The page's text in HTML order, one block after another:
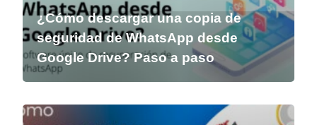
¿Cómo descargar una copia de
seguridad de WhatsApp desde
Google Drive? Paso a paso